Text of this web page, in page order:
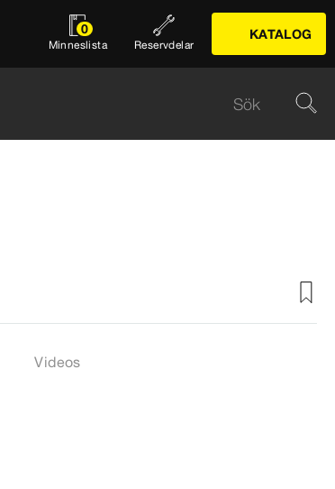
0
Minneslista Reservdelar
KATALOG
Videos